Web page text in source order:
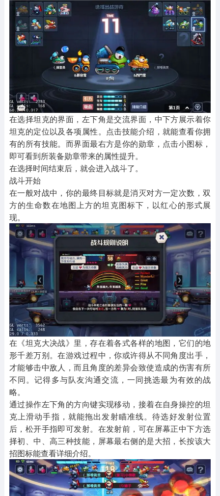
在选择坦克的界面，左下角是交流界面，中下方展示着你
坦克的定位以及各项属性。点击技能介绍，就能查看你拥
有的所有技能。而界面最右方是你的勋章，点击小图标，
即可看到所装备勋章带来的属性提升。
在选择时间结束后，就会进入战斗了。
战斗开始
在一般对战中，你的最终目标就是消灭对方一定次数，双
方的生命数在地图上方的坦克图标下，以红心的形式展
现。
在《坦克大决战》里，存在着各式各样的地图，它们的地
形千差万别。在游戏过程中，你或许得从不同角度出手，
才能够击中敌人，而且角度的差异会致使造成的伤害有所
不同。记得多与队友沟通交流，一同挑选最为有效的战
略。
通过操作左下角的方向键实现移动，接着在自身操控的坦
克上滑动手指，就能拖出发射瞄准线。待选好发射位置
后，松开手指即可发射。在发射前，可在屏幕正中下方选
择初、中、高三种技能，屏幕最右侧的是大招，长按该大
招图标能查看详细介绍。